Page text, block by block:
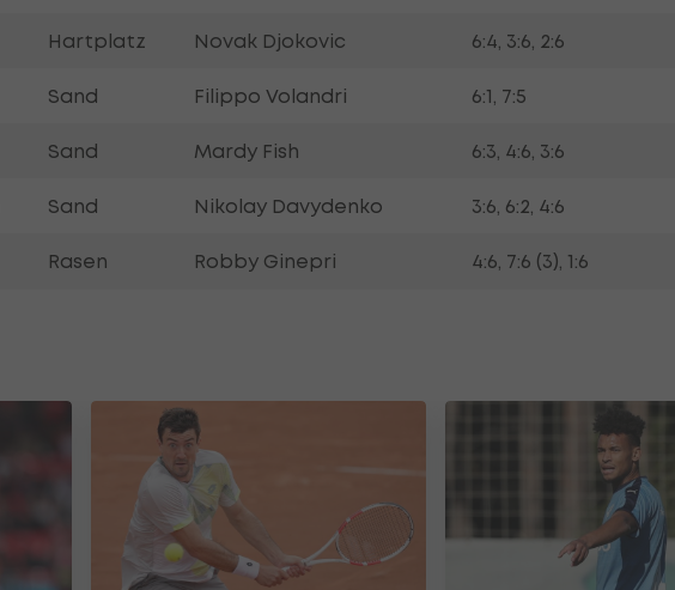
Hartplatz Novak Djokovic 6:4, 3:6, 2:6
Sand Filippo Volandri 6:1, 7:5
Sand Mardy Fish 6:3, 4:6, 3:6
Sand Nikolay Davydenko 3:6, 6:2, 4:6
Rasen Robby Ginepri 4:6, 7:6 (3), 1:6